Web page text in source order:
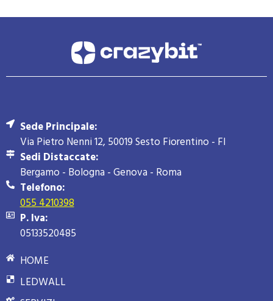
Sede Principale:
Via Pietro Nenni 12, 50019 Sesto Fiorentino - FI
Sedi Distaccate:
Bergamo - Bologna - Genova - Roma
Telefono:
055 4210398
P. Iva:
05133520485
HOME
LEDWALL